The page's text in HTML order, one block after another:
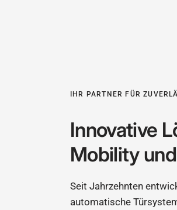
IHR PARTNER FÜR
Innovative
Mobility
Seit Jahrzehnten
automatische